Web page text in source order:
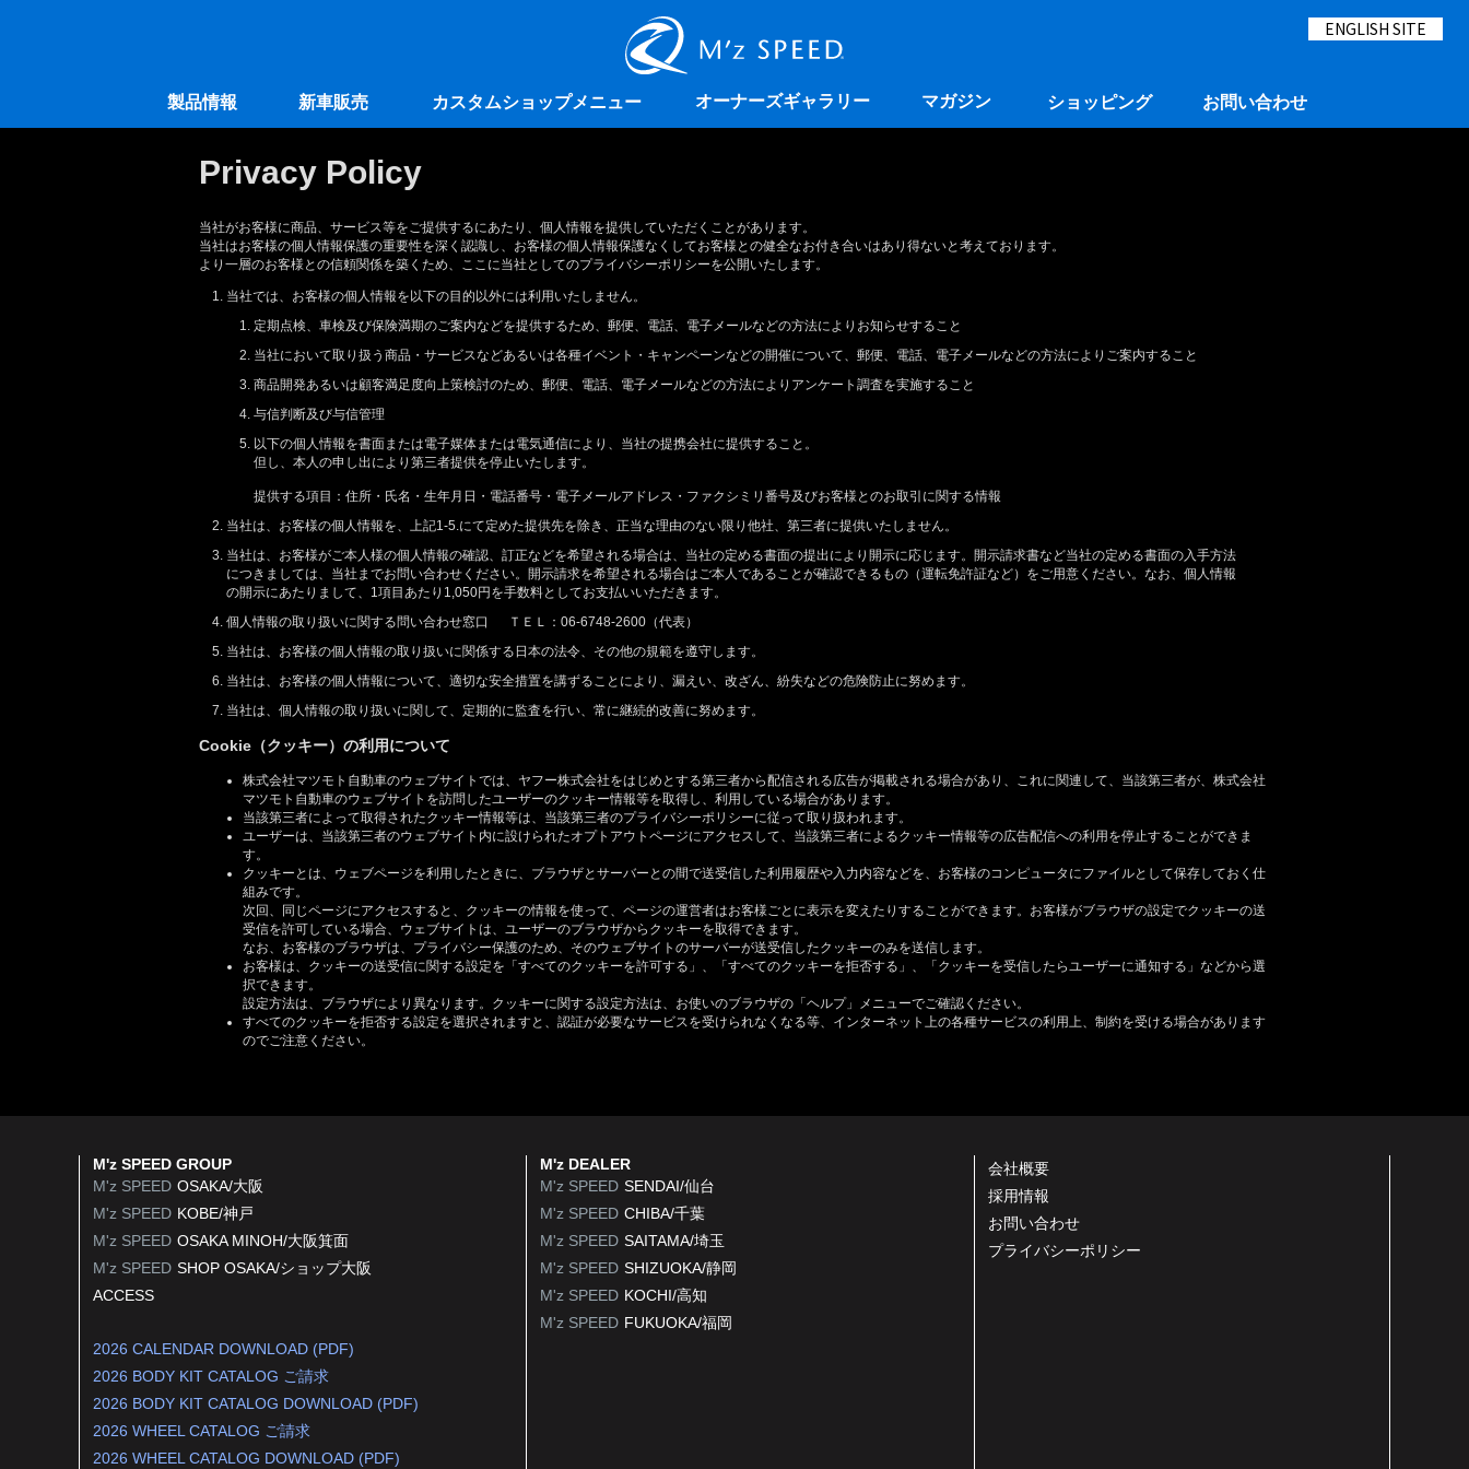
ENGLISH SITE
製品情報 新車販売 カスタムショップメニュー オーナーズギャラリー マガジン ショッピング お問い合わせ
Privacy Policy
当社がお客様に商品、サービス等をご提供するにあたり、個人情報を提供していただくことがあります。
当社はお客様の個人情報保護の重要性を深く認識し、お客様の個人情報保護なくしてお客様との健全なお付き合いはあり得ないと考えております。
より一層のお客様との信頼関係を築くため、ここに当社としてのプライバシーポリシーを公開いたします。
当社では、お客様の個人情報を以下の目的以外には利用いたしません。
定期点検、車検及び保険満期のご案内などを提供するため、郵便、電話、電子メールなどの方法によりお知らせすること
当社において取り扱う商品・サービスなどあるいは各種イベント・キャンペーンなどの開催について、郵便、電話、電子メールなどの方法によりご案内すること
商品開発あるいは顧客満足度向上策検討のため、郵便、電話、電子メールなどの方法によりアンケート調査を実施すること
与信判断及び与信管理
以下の個人情報を書面または電子媒体または電気通信により、当社の提携会社に提供すること。
但し、本人の申し出により第三者提供を停止いたします。
提供する項目：住所・氏名・生年月日・電話番号・電子メールアドレス・ファクシミリ番号及びお客様とのお取引に関する情報
当社は、お客様の個人情報を、上記1-5.にて定めた提供先を除き、正当な理由のない限り他社、第三者に提供いたしません。
当社は、お客様がご本人様の個人情報の確認、訂正などを希望される場合は、当社の定める書面の提出により開示に応じます。開示請求書など当社の定める書面の入手方法
につきましては、当社までお問い合わせください。開示請求を希望される場合はご本人であることが確認できるもの（運転免許証など）をご用意ください。なお、個人情報
の開示にあたりまして、1項目あたり1,050円を手数料としてお支払いいただきます。
個人情報の取り扱いに関する問い合わせ窓口 ＴＥＬ：06-6748-2600（代表）
当社は、お客様の個人情報の取り扱いに関係する日本の法令、その他の規範を遵守します。
当社は、お客様の個人情報について、適切な安全措置を講ずることにより、漏えい、改ざん、紛失などの危険防止に努めます。
当社は、個人情報の取り扱いに関して、定期的に監査を行い、常に継続的改善に努めます。
Cookie（クッキー）の利用について
株式会社マツモト自動車のウェブサイトでは、ヤフー株式会社をはじめとする第三者から配信される広告が掲載される場合があり、これに関連して、当該第三者が、株式会社
マツモト自動車のウェブサイトを訪問したユーザーのクッキー情報等を取得し、利用している場合があります。
当該第三者によって取得されたクッキー情報等は、当該第三者のプライバシーポリシーに従って取り扱われます。
ユーザーは、当該第三者のウェブサイト内に設けられたオプトアウトページにアクセスして、当該第三者によるクッキー情報等の広告配信への利用を停止することができま
す。
クッキーとは、ウェブページを利用したときに、ブラウザとサーバーとの間で送受信した利用履歴や入力内容などを、お客様のコンピュータにファイルとして保存しておく仕
組みです。
次回、同じページにアクセスすると、クッキーの情報を使って、ページの運営者はお客様ごとに表示を変えたりすることができます。お客様がブラウザの設定でクッキーの送
受信を許可している場合、ウェブサイトは、ユーザーのブラウザからクッキーを取得できます。
なお、お客様のブラウザは、プライバシー保護のため、そのウェブサイトのサーバーが送受信したクッキーのみを送信します。
お客様は、クッキーの送受信に関する設定を「すべてのクッキーを許可する」、「すべてのクッキーを拒否する」、「クッキーを受信したらユーザーに通知する」などから選
択できます。
設定方法は、ブラウザにより異なります。クッキーに関する設定方法は、お使いのブラウザの「ヘルプ」メニューでご確認ください。
すべてのクッキーを拒否する設定を選択されますと、認証が必要なサービスを受けられなくなる等、インターネット上の各種サービスの利用上、制約を受ける場合があります
のでご注意ください。
M'z SPEED GROUP
M'z SPEED OSAKA/大阪
M'z SPEED KOBE/神戸
M'z SPEED OSAKA MINOH/大阪箕面
M'z SPEED SHOP OSAKA/ショップ大阪
ACCESS
2026 CALENDAR DOWNLOAD (PDF)
2026 BODY KIT CATALOG ご請求
2026 BODY KIT CATALOG DOWNLOAD (PDF)
2026 WHEEL CATALOG ご請求
2026 WHEEL CATALOG DOWNLOAD (PDF)
M'z DEALER
M'z SPEED SENDAI/仙台
M'z SPEED CHIBA/千葉
M'z SPEED SAITAMA/埼玉
M'z SPEED SHIZUOKA/静岡
M'z SPEED KOCHI/高知
M'z SPEED FUKUOKA/福岡
会社概要
採用情報
お問い合わせ
プライバシーポリシー